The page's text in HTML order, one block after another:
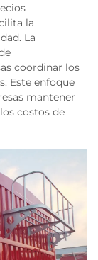
la
La
coordinar los
Este enfoque
mantener
costos de